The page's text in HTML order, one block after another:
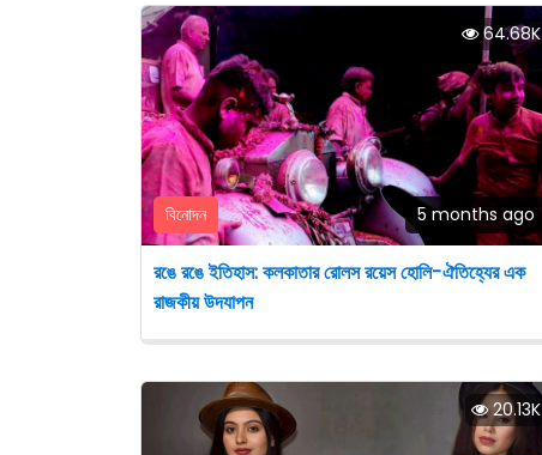
64.68K
বিনোদন 5 months ago
রঙে রঙে ইতিহাস: কলকাতার রোলস রয়েস হোলি-ঐতিহ্যের এক
রাজকীয় উদযাপন
20.13K